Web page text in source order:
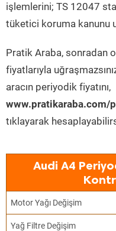
işlemlerini; TS 12047
tüketici koruma kanunu
Pratik Araba, sonradan
fiyatlarıyla
aracın periyodik fiyatını,
www.pratikaraba.com/
tıklayarak
Audi A4
Motor Yağı Değişim
Yağ Filtre Değişim